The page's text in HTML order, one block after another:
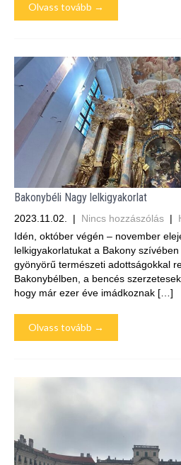
Olvass tovább →
Bakonybéli Nagy lelkigyakorlat
2023.11.02. | Nincs hozzászólás |
Idén, október végén – november
lelkigyakorlatukat a Bakony
gyönyörű természeti adottságokkal
Bakonybélben, a bencés
hogy már ezer éve imádkoznak […]
Olvass tovább →